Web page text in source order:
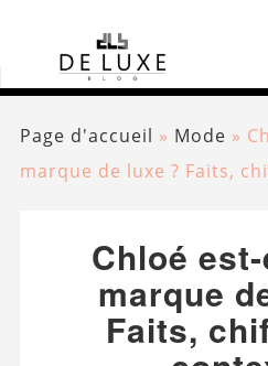
Page d'accueil » Mode »
marque de luxe ? Faits,
Chloé
marque
Faits,